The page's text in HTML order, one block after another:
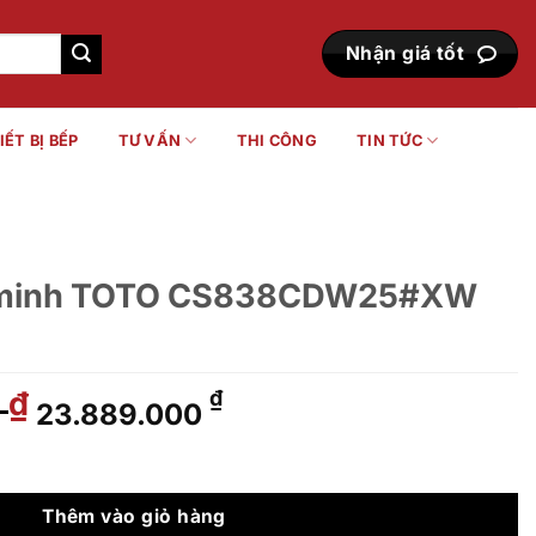
Nhận giá tốt
BỊ BẾP TƯ VẤN THI CÔNG TIN TỨC
TOTO CS838CDW25#XW
₫ Giá
gốc
29.563.000 ₫.
23.889.000 ₫Giá
là:
23.889.000 ₫.
Thêm vào giỏ hàng